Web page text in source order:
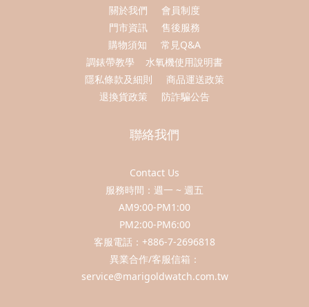
關於我們
會員制度
門市資訊
售後服務
購物須知
常見Q&A
調錶帶教學
水氧機使用說明書
隱私條款及細則
商品運送政策
退換貨政策
防詐騙公告
聯絡我們
Contact Us
服務時間：週一 ~ 週五
AM9:00-PM1:00
PM2:00-PM6:00
客服電話：+886-7-2696818
異業合作/客服信箱：
service@marigoldwatch.com.tw